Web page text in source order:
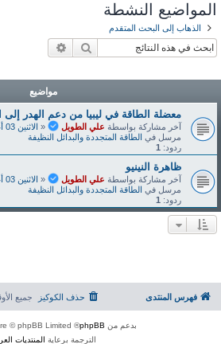
المواضيع النشطة
الذهاب إلى البحث المتقدم
بحث
مواضيع
معضلة الطاقة في ليبيا من دعم الهدر إلى
آخر مشاركة بواسطة علي الطويل « الاثنين 03 أغسطس 2026 - 16:14
مرسل في الطاقة المتجددة والبدائل النظيفة
ردود: 1
ظاهرة النينيو
آخر مشاركة بواسطة علي الطويل « الاثنين 03 أغسطس 2026 - 16:11
مرسل في الطاقة المتجددة والبدائل النظيفة
ردود: 1
فهرس المنتدى جميع حذف الكوكيز
بدعم من phpBB
® Forum Software © phpBB Limited
الترجمة برعاية المنتديات